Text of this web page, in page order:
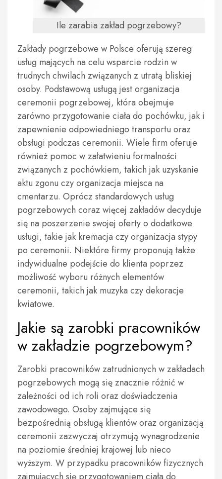
Ile zarabia zakład pogrzebowy?
Zakłady pogrzebowe w Polsce oferują szereg
usług mających na celu wsparcie rodzin w
trudnych chwilach związanych z utratą bliskiej
osoby. Podstawową usługą jest organizacja
ceremonii pogrzebowej, która obejmuje
zarówno przygotowanie ciała do pochówku, jak i
zapewnienie odpowiedniego transportu oraz
obsługi podczas ceremonii. Wiele firm oferuje
również pomoc w załatwieniu formalności
związanych z pochówkiem, takich jak uzyskanie
aktu zgonu czy organizacja miejsca na
cmentarzu. Oprócz standardowych usług
pogrzebowych coraz więcej zakładów decyduje
się na poszerzenie swojej oferty o dodatkowe
usługi, takie jak kremacja czy organizacja stypy
po ceremonii. Niektóre firmy proponują także
indywidualne podejście do klienta poprzez
możliwość wyboru różnych elementów
ceremonii, takich jak muzyka czy dekoracje
kwiatowe.
Jakie są zarobki pracowników
w zakładzie pogrzebowym?
Zarobki pracowników zatrudnionych w zakładach
pogrzebowych mogą się znacznie różnić w
zależności od ich roli oraz doświadczenia
zawodowego. Osoby zajmujące się
bezpośrednią obsługą klientów oraz organizacją
ceremonii zazwyczaj otrzymują wynagrodzenie
na poziomie średniej krajowej lub nieco
wyższym. W przypadku pracowników fizycznych
zajmujących się przygotowaniem ciała do